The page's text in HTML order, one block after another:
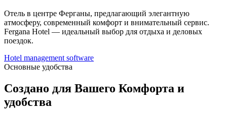
Отель в центре Ферганы, предлагающий элегантную
атмосферу, современный комфорт и внимательный сервис.
Fergana Hotel — идеальный выбор для отдыха и деловых
поездок.
Hotel management software
Основные удобства
Создано для Вашего Комфорта и
удобства